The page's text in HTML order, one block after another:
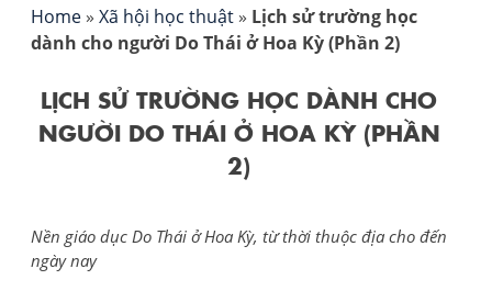
Home » Xã hội học thuật » Lịch sử trường học
dành cho người Do Thái ở Hoa Kỳ (Phần 2)
LỊCH SỬ TRƯỜNG HỌC DÀNH CHO
NGƯỜI DO THÁI Ở HOA KỲ (PHẦN
2)
Nền giáo dục Do Thái ở Hoa Kỳ, từ thời thuộc địa cho đến
ngày nay